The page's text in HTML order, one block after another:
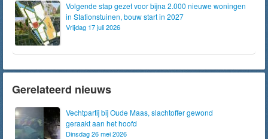
Volgende stap gezet voor bijna 2.000 nieuwe woningen
in Stationstuinen, bouw start in 2027
Vrijdag 17 juli 2026
Gerelateerd nieuws
Vechtpartij bij Oude Maas, slachtoffer gewond
geraakt aan het hoofd
Dinsdag 26 mei 2026